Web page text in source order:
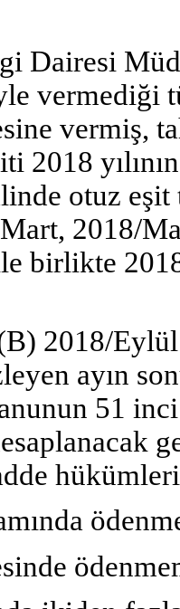
Dairesi
vermediği
vermiş,
2018
otuz
2018/
birlikte
2018/Eylül
ayın
51